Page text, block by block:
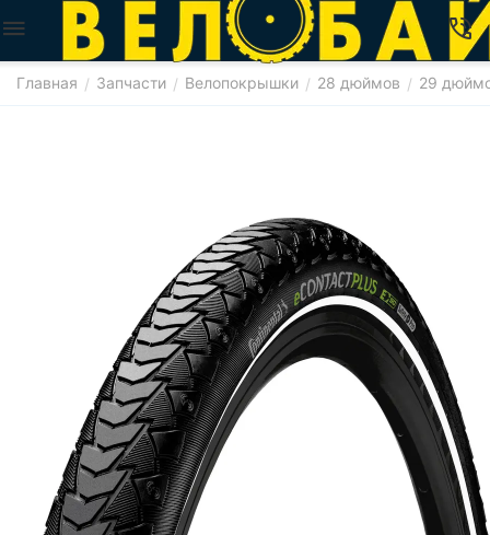
Главная / Запчасти / Велопокрышки / 28 дюймов / 29